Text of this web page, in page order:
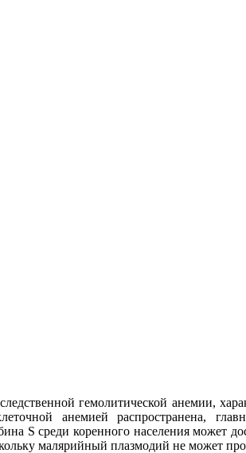
гемолитической анемии,
анемией распространена,
S среди коренного населения
малярийный плазмодий не может